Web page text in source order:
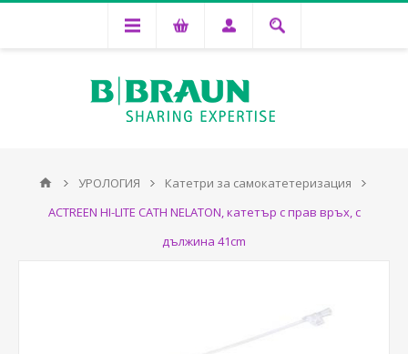
УРОЛОГИЯ
Катетри за самокатетеризация
ACTREEN HI-LITE CATH NELATON, катетър с прав връх, с
дължина 41cm